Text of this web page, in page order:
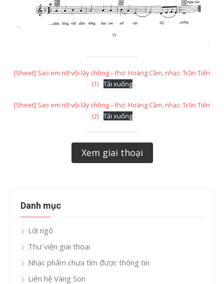
[Sheet] Sao em nỡ vội lấy chồng – thơ: Hoàng Cầm, nhạc: Trần Tiến
(1) Tải xuống
[Sheet] Sao em nỡ vội lấy chồng – thơ: Hoàng Cầm, nhạc: Trần Tiến
(2) Tải xuống
Xem giai thoại
Danh mục
Lời ngỏ
Thư viện giai thoại
Nhạc phẩm chưa tìm được thông tin
Liên hệ Vàng Son